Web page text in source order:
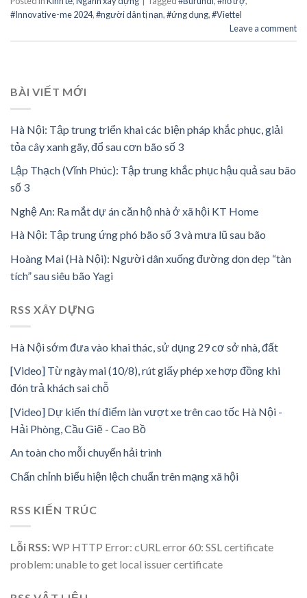
#Innovative-me 2024,#người dân tị nạn,#ứng dụng,#Viettel
Leave a comment
BÀI VIẾT MỚI
Hà Nội: Tập trung triển khai các biện pháp khắc phục, giải
tỏa cây xanh gãy, đổ sau cơn bão số 3
Lập Thạch (Vĩnh Phúc): Tập trung khắc phục hậu quả sau bão
số 3
Nghệ An: Ra mắt dự án căn hộ nhà ở xã hội KT Home
Hà Nội: Tập trung ứng phó bão số 3 và mưa lũ sau bão
Hoàng Mai (Hà Nội): Người dân xuống đường dọn dẹp “tàn
tích” sau siêu bão Yagi
RSS XÂY DỰNG
Hà Nội sớm đưa vào khai thác, sử dụng 29 cơ sở nhà, đất
[Video] Từ ngày mai (10/8), rút giấy phép xe hợp đồng khi
đón trả khách sai chỗ
[Video] Dự kiến thí điểm làn vượt xe trên cao tốc Hà Nội -
Hải Phòng, Cầu Giẽ - Cao Bồ
An toàn cho mỗi chuyến hải trình
Chấn chỉnh biểu hiện lệch chuẩn trên mạng xã hội
RSS KIẾN TRÚC
Lỗi RSS:WP HTTP Error: cURL error 60: SSL certificate
problem: unable to get local issuer certificate